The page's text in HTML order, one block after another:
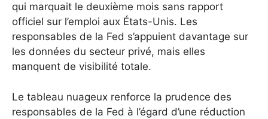
qui marquait le deuxième mois sans rapport
officiel sur l’emploi aux États-Unis. Les
responsables de la Fed s’appuient davantage sur
les données du secteur privé, mais elles
manquent de visibilité totale.
Le tableau nuageux renforce la prudence des
responsables de la Fed à l’égard d’une réduction